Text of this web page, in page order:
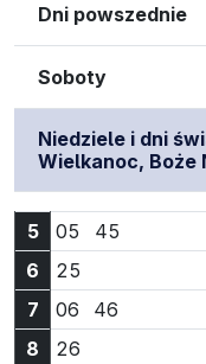
Dni powszednie
Soboty
Niedziele i dni
Wielkanoc, Boże
5 05 Godzina 5:05
45
6
25
7
06 Godzina 7:06
46
8
26